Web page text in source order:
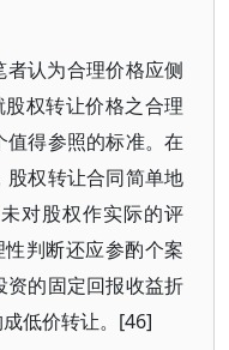
认为合理价格应侧
权转让价格之合理
得参照的标准。在
权转让合同简单地
对股权作实际的评
判断还应参酌个案
的固定回报收益折
低价转让。[46]